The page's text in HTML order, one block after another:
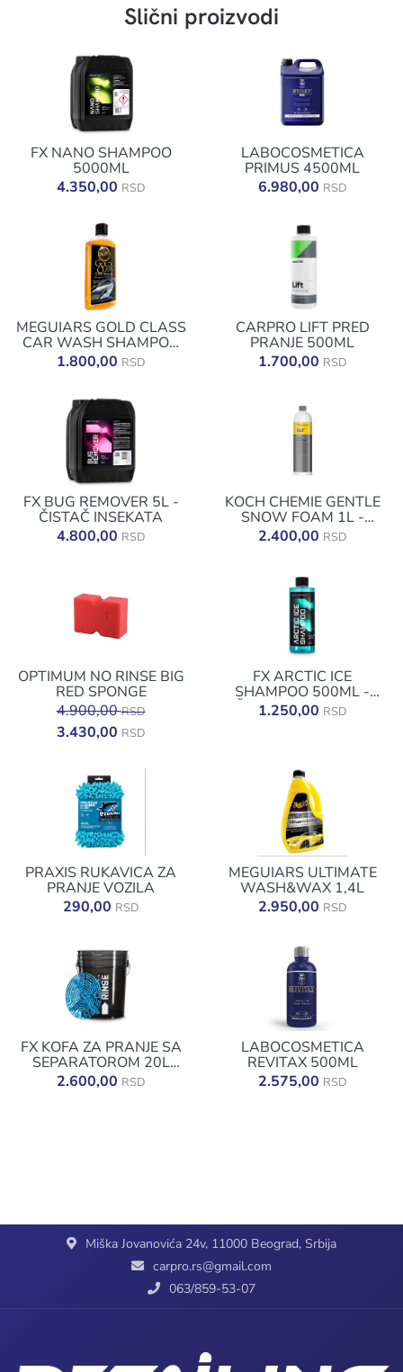
Slični proizvodi
FX NANO SHAMPOO
5000ML
4.350,00 RSD
LABOCOSMETICA
PRIMUS 4500ML
6.980,00 RSD
MEGUIARS GOLD CLASS
CAR WASH SHAMPOO
CONDITIONER
1.800,00 RSD
CARPRO LIFT PRED
PRANJE 500ML
1.700,00 RSD
FX BUG REMOVER 5L -
ČISTAČ INSEKATA
4.800,00 RSD
KOCH CHEMIE GENTLE
SNOW FOAM 1L -
AKTIVNA PENA
2.400,00 RSD
OPTIMUM NO RINSE BIG
RED SPONGE
4.900,00RSD
3.430,00 RSD
FX ARCTIC ICE
SHAMPOO 500ML -
ŠAMPON ZA RESET
KERAMIKE
1.250,00 RSD
PRAXIS RUKAVICA ZA
PRANJE VOZILA
290,00 RSD
MEGUIARS ULTIMATE
WASH&WAX 1,4L
2.950,00 RSD
FX KOFA ZA PRANJE SA
SEPARATOROM 20L
CRNA
2.600,00 RSD
LABOCOSMETICA
REVITAX 500ML
2.575,00 RSD
Miška Jovanovića 24v, 11000 Beograd, Srbija
carpro.rs@gmail.com
063/859-53-07